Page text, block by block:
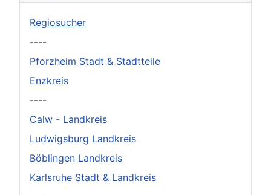
Regiosucher
----
Pforzheim Stadt & Stadtteile
Enzkreis
----
Calw - Landkreis
Ludwigsburg Landkreis
Böblingen Landkreis
Karlsruhe Stadt & Landkreis